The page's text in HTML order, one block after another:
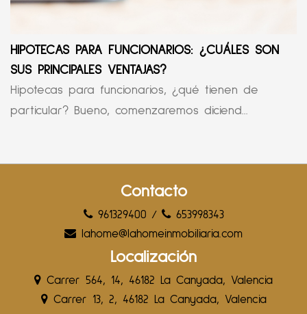
HIPOTECAS PARA FUNCIONARIOS: ¿CUÁLES SON
SUS PRINCIPALES VENTAJAS?
Hipotecas para funcionarios, ¿qué tienen de
particular? Bueno, comenzaremos diciend...
Contacto
961329400 /
653998343
lahome@lahomeinmobiliaria.com
Localización
Carrer 564, 14, 46182 La Canyada, Valencia
Carrer 13, 2, 46182 La Canyada, Valencia